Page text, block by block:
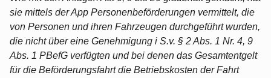
sie mittels der App Personenbeförderungen vermittelt, die
von Personen und ihren Fahrzeugen durchgeführt wurden,
die nicht über eine Genehmigung i S.v. § 2 Abs. 1 Nr. 4, 9
Abs. 1 PBefG verfügten und bei denen das Gesamtentgelt
für die Beförderungsfahrt die Betriebskosten der Fahrt